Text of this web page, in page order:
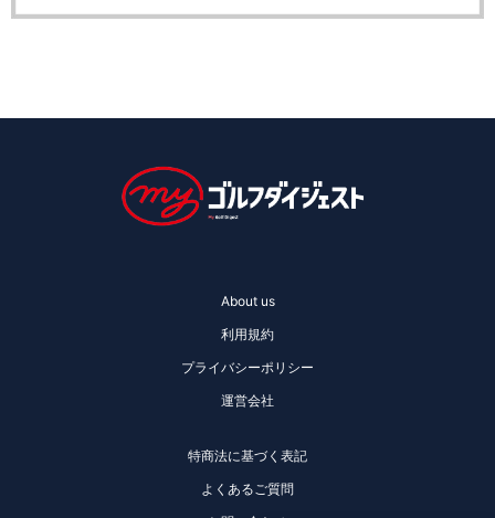
About us
利用規約
プライバシーポリシー
運営会社
特商法に基づく表記
よくあるご質問